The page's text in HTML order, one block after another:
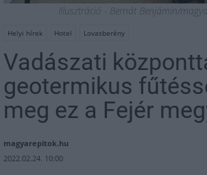
Illusztráció - Bernát Benjámin/
Helyi hírek Hotel Lovasberény
Vadászati
geotermikus
meg ez a Fejér
magyarepitok.hu
2022.02.24. 10:00